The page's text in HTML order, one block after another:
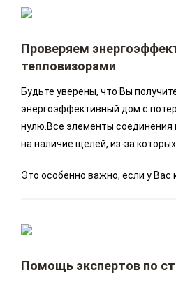
Проверяем
тепловизорами
Будьте уверены, что Вы
энергоэффективный дом с
нулю.Все элементы
на наличие щелей, из-за
Это особенно важно, если у Вас
Помощь экспертов по